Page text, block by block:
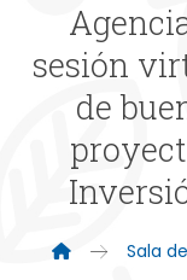
sesión
de
Sala